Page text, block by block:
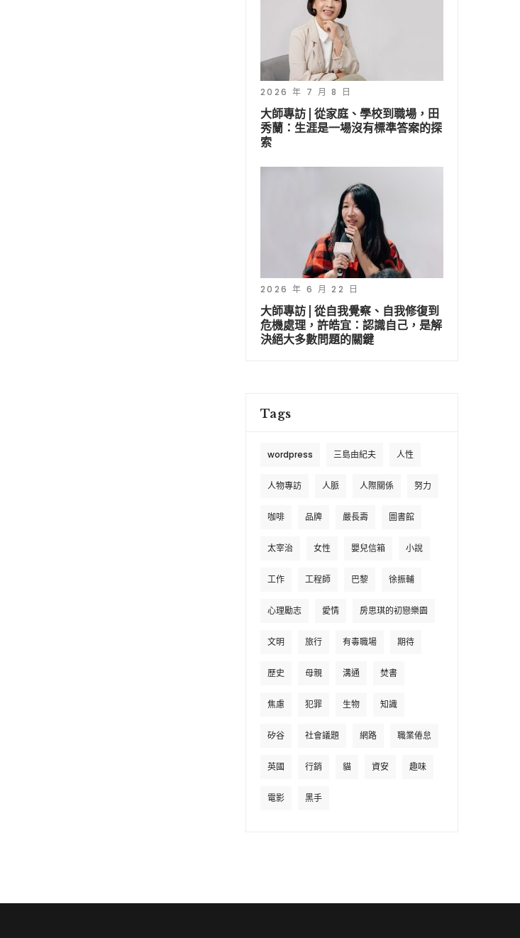
2026 年 7 月 8 日
大師專訪 | 從家庭、學校到職場，田
秀蘭：生涯是一場沒有標準答案的探
索
2026 年 6 月 22 日
大師專訪 | 從自我覺察、自我修復到
危機處理，許皓宜：認識自己，是解
決絕大多數問題的關鍵
Tags
wordpress 三島由紀夫 人性
人物專訪 人脈 人際關係 努力
咖啡 品牌 嚴長壽 圖書館
太宰治 女性 嬰兒信箱 小說
工作 工程師 巴黎 徐振輔
心理勵志 愛情 房思琪的初戀樂園
文明 旅行 有毒職場 期待
歷史 母親 溝通 焚書
焦慮 犯罪 生物 知識
矽谷 社會議題 網路 職業倦怠
英國 行銷 貓 資安 趣味
電影 黑手